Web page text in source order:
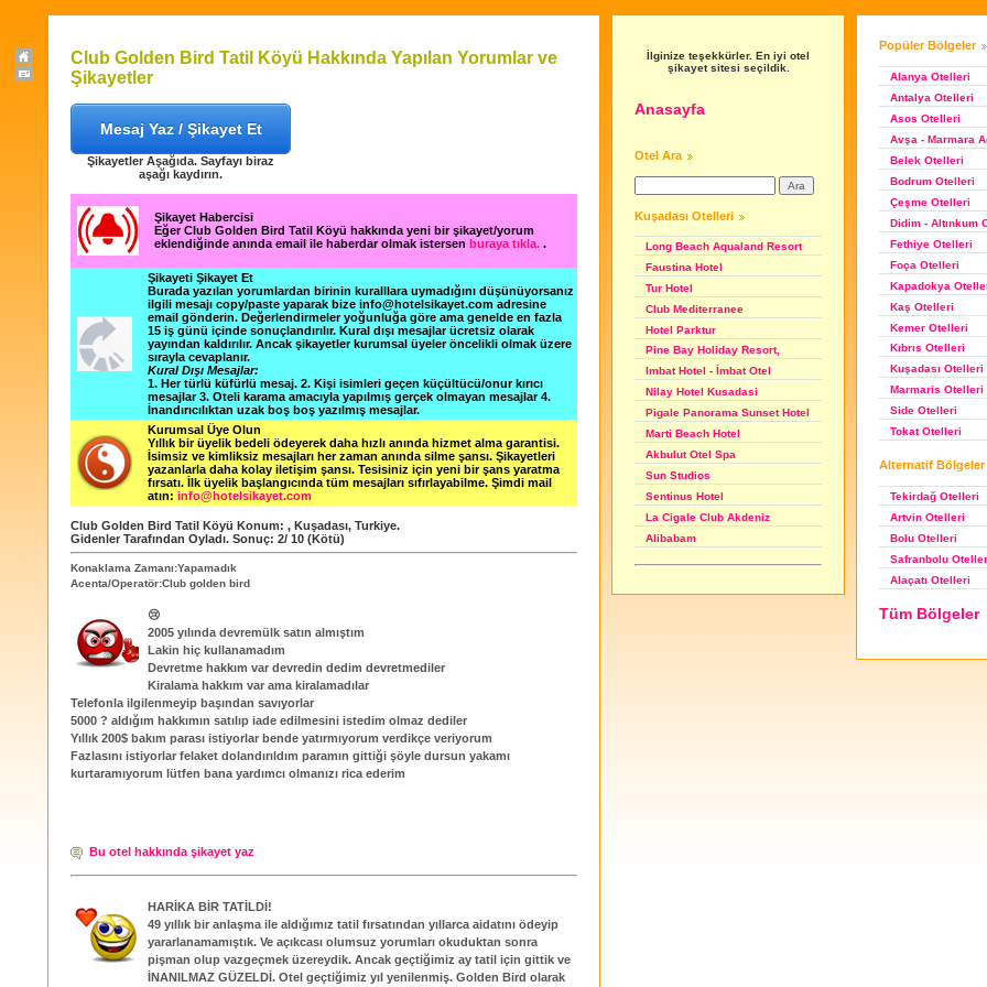
Club Golden Bird Tatil Köyü Hakkında Yapılan Yorumlar ve
Şikayetler
Mesaj Yaz / Şikayet Et
Şikayetler Aşağıda. Sayfayı biraz
aşağı kaydırın.
Şikayet Habercisi
Eğer Club Golden Bird Tatil Köyü hakkında yeni bir şikayet/yorum
eklendiğinde anında email ile haberdar olmak istersen buraya tıkla. .
Şikayeti Şikayet Et
Burada yazılan yorumlardan birinin kuralllara uymadığını düşünüyorsanız
ilgili mesajı copy/paste yaparak bize info@hotelsikayet.com adresine
email gönderin. Değerlendirmeler yoğunluğa göre ama genelde en fazla
15 iş günü içinde sonuçlandırılır. Kural dışı mesajlar ücretsiz olarak
yayından kaldırılır. Ancak şikayetler kurumsal üyeler öncelikli olmak üzere
sırayla cevaplanır.
Kural Dışı Mesajlar:
1. Her türlü küfürlü mesaj. 2. Kişi isimleri geçen küçültücü/onur kırıcı
mesajlar 3. Oteli karama amacıyla yapılmış gerçek olmayan mesajlar 4.
İnandırıcılıktan uzak boş boş yazılmış mesajlar.
Kurumsal Üye Olun
Yıllık bir üyelik bedeli ödeyerek daha hızlı anında hizmet alma garantisi.
İsimsiz ve kimliksiz mesajları her zaman anında silme şansı. Şikayetleri
yazanlarla daha kolay iletişim şansı. Tesisiniz için yeni bir şans yaratma
fırsatı. İlk üyelik başlangıcında tüm mesajları sıfırlayabilme. Şimdi mail
atın: info@hotelsikayet.com
Club Golden Bird Tatil Köyü Konum: , Kuşadası, Turkiye.
Gidenler Tarafından Oyladı. Sonuç: 2/ 10 (Kötü)
Konaklama Zamanı:Yapamadık
Acenta/Operatör:Club golden bird
😢
2005 yılında devremülk satın almıştım
Lakin hiç kullanamadım
Devretme hakkım var devredin dedim devretmediler
Kiralama hakkım var ama kiralamadılar
Telefonla ilgilenmeyip başından savıyorlar
5000 ? aldığım hakkımın satılıp iade edilmesini istedim olmaz dediler
Yıllık 200$ bakım parası istiyorlar bende yatırmıyorum verdikçe veriyorum
Fazlasını istiyorlar felaket dolandırıldım paramın gittiği şöyle dursun yakamı
kurtaramıyorum lütfen bana yardımcı olmanızı rica ederim
Bu otel hakkında şikayet yaz
HARİKA BİR TATİLDİ!
49 yıllık bir anlaşma ile aldığımız tatil fırsatından yıllarca aidatını ödeyip
yararlanamamıştık. Ve açıkcası olumsuz yorumları okuduktan sonra
pişman olup vazgeçmek üzereydik. Ancak geçtiğimiz ay tatil için gittik ve
İNANILMAZ GÜZELDİ. Otel geçtiğimiz yıl yenilenmiş. Golden Bird olarak
İlginize teşekkürler. En iyi otel
şikayet sitesi seçildik.
Anasayfa
Otel Ara
Kuşadası Otelleri
Long Beach Aqualand Resort
Faustina Hotel
Tur Hotel
Club Mediterranee
Hotel Parktur
Pine Bay Holiday Resort,
Imbat Hotel - İmbat Otel
Nilay Hotel Kusadasi
Pigale Panorama Sunset Hotel
Marti Beach Hotel
Akbulut Otel Spa
Sun Studios
Sentinus Hotel
La Cigale Club Akdeniz
Alibabam
Popüler Bölgeler
Alanya Otelleri
Antalya Otelleri
Asos Otelleri
Avşa - Marmara
Belek Otelleri
Bodrum Otelleri
Çeşme Otelleri
Didim - Altınkum
Fethiye Otelleri
Foça Otelleri
Kapadokya
Kaş Otelleri
Kemer Otelleri
Kıbrıs Otelleri
Kuşadası Otelleri
Marmaris Otelleri
Side Otelleri
Tokat Otelleri
Alternatif Bölgeler
Tekirdağ Otelleri
Artvin Otelleri
Bolu Otelleri
Safranbolu
Alaçatı Otelleri
Tüm Bölgeler